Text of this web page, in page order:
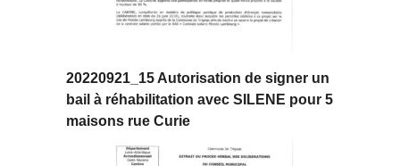
20220921_15 Autorisation de signer un
bail à réhabilitation avec SILENE pour 5
maisons rue Curie